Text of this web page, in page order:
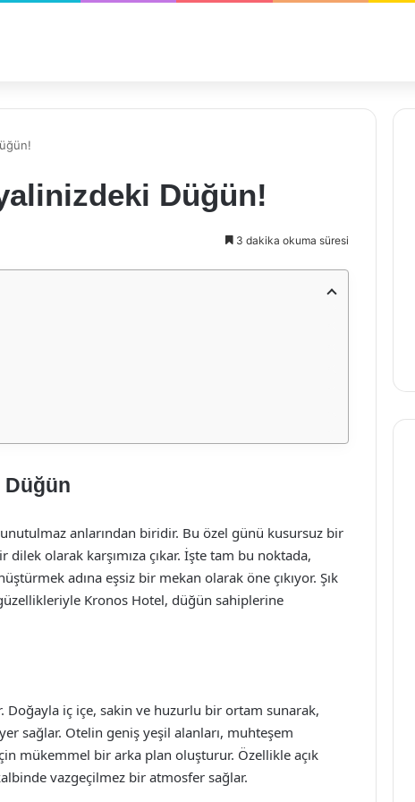
Düğün!
3 dakika okuma süresi
Düğün
anlarından biridir. Bu özel günü kusursuz bir
olarak karşımıza çıkar. İşte tam bu noktada,
adına eşsiz bir mekan olarak öne çıkıyor. Şık
Kronos Hotel, düğün sahiplerine
Doğayla iç içe, sakin ve huzurlu bir ortam sunarak,
sağlar. Otelin geniş yeşil alanları, muhteşem
mükemmel bir arka plan oluşturur. Özellikle açık
vazgeçilmez bir atmosfer sağlar.